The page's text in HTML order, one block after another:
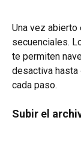
Una vez
secuenciales.
te permiten
desactiva
cada paso.
Subir el